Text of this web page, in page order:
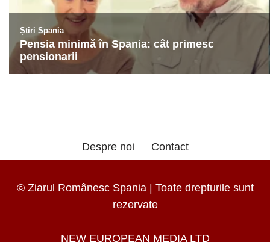
Despre noi Contact
© Ziarul Românesc Spania | Toate drepturile sunt
rezervate
NEW EUROPEAN MEDIA LTD